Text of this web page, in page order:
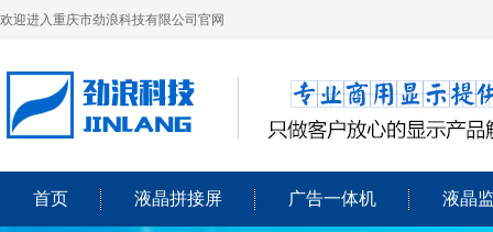
欢迎进入重庆市劲浪科技有限公司官网
首页 液晶拼接屏 广告一体机 液晶